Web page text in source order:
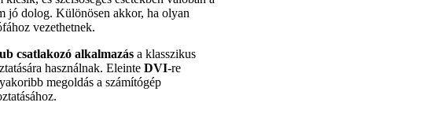
jó dolog. Különösen akkor, ha olyan
vezethetnek.
csatlakozó alkalmazás a klasszikus
használnak. Eleinte DVI-re
megoldás a számítógép